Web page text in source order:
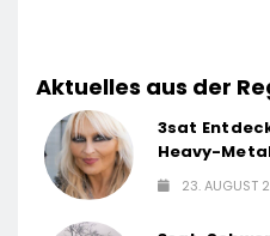
Aktuelles aus der
3sat
Heavy-
23. AUGUST